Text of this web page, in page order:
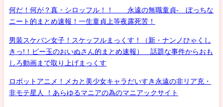
何だ！何が？真・シロッフル！！ 永遠の無職童貞- ぼっちな
ニート的まとめ速報！一生童貞上等夜露死苦！
男装スケバン女子！スケッフルまっくす！（新・ナンノひゃくし
きっ!！ビー玉のおいぬさん的まとめ速報） 話題な事件からおも
しろ動画まで取り上げまっくす
ロボットアニメ！メカと美少女キャラだいすき永遠の非リア充・
非モテ星人 ！あらゆるマニアの為のマニアックサイト